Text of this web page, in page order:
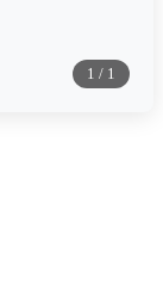
1 / 1